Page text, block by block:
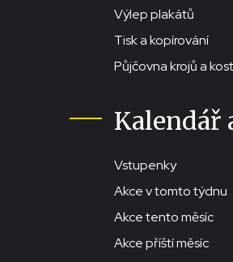
Výlep plakátů
Tisk a kopírování
Půjčovna krojů a
Kalendář
Vstupenky
Akce v tomto týdnu
Akce tento měsíc
Akce příští měsíc